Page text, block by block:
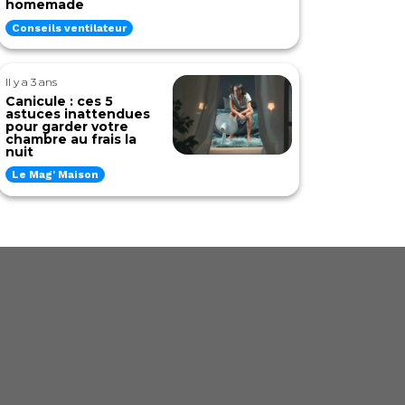
homemade
Conseils ventilateur
Il y a 3 ans
Canicule : ces 5
astuces inattendues
pour garder votre
chambre au frais la
nuit
Le Mag' Maison